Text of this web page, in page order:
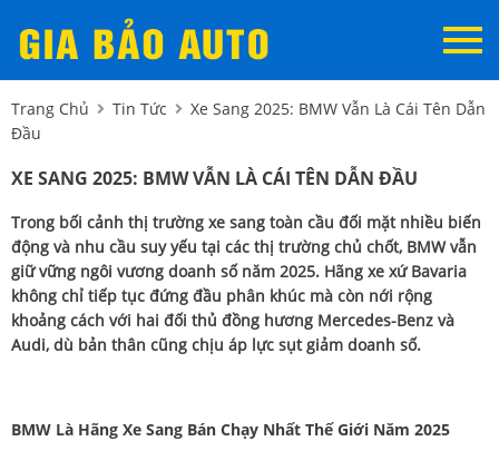
Trang Chủ Tin Tức
Xe Sang 2025: BMW Vẫn Là Cái Tên Dẫn
Đầu
XE SANG 2025: BMW VẪN LÀ CÁI TÊN DẪN ĐẦU
Trong bối cảnh thị trường xe sang toàn cầu đối mặt nhiều biến
động và nhu cầu suy yếu tại các thị trường chủ chốt, BMW vẫn
giữ vững ngôi vương doanh số năm 2025. Hãng xe xứ Bavaria
không chỉ tiếp tục đứng đầu phân khúc mà còn nới rộng
khoảng cách với hai đối thủ đồng hương Mercedes-Benz và
Audi, dù bản thân cũng chịu áp lực sụt giảm doanh số.
BMW Là Hãng Xe Sang Bán Chạy Nhất Thế Giới Năm 2025